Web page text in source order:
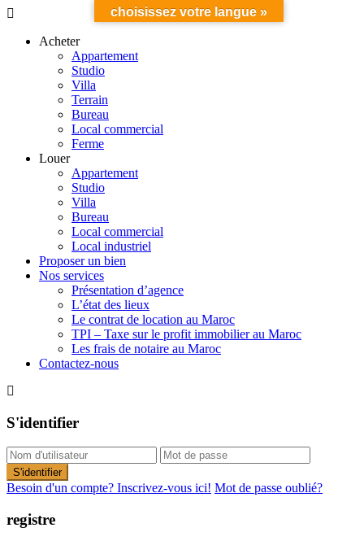
Acheter
Appartement
Studio
Villa
Terrain
Bureau
Local commercial
Ferme
Louer
Appartement
Studio
Villa
Bureau
Local commercial
Local industriel
Proposer un bien
Nos services
Présentation d’agence
L’état des lieux
Le contrat de location au Maroc
TPI – Taxe sur le profit immobilier au Maroc
Les frais de notaire au Maroc
Contactez-nous
S'identifier
S'identifier
Besoin d'un compte? Inscrivez-vous ici! Mot de passe oublié?
registre
choisissez votre langue »